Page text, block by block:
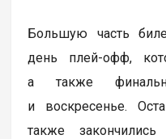
Большую часть
день плей-офф,
а также
и воскресенье.
также